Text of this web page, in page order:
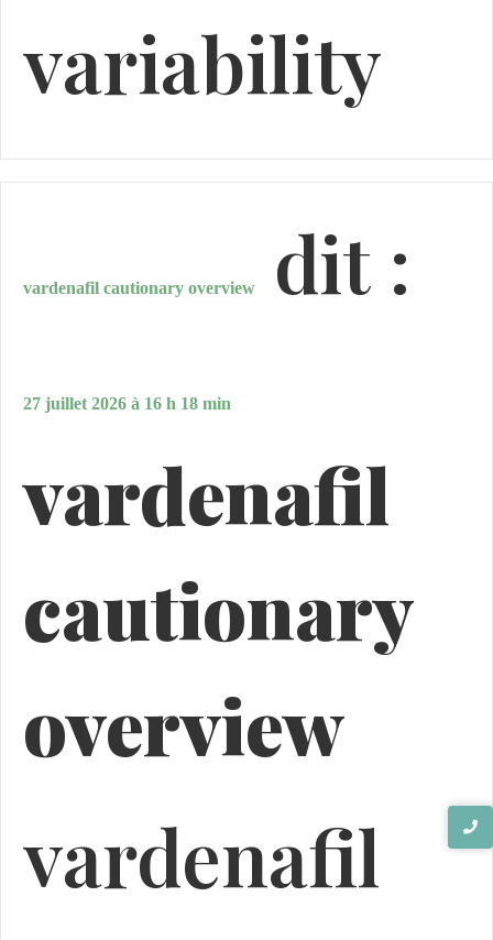
variability
vardenafil cautionary overview dit :
27 juillet 2026 à 16 h 18 min
vardenafil
cautionary
overview
vardenafil